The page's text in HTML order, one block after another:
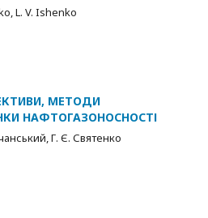
L. V. Ishenko
МЕТОДИ
НАФТОГАЗОНОСНОСТІ
Г. Є. Святенко